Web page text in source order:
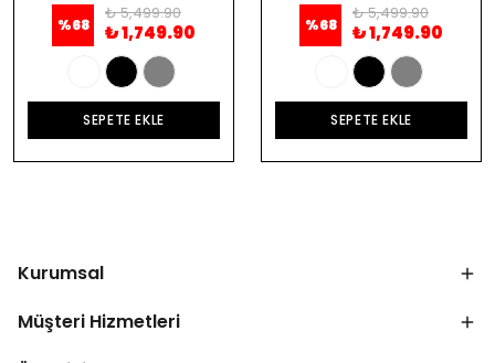
%68
₺ 5,499.90
₺ 1,749.90
SEPETE EKLE
%68
₺ 5,499.90
₺ 1,749.90
SEPETE EKLE
Kurumsal
Müşteri Hizmetleri